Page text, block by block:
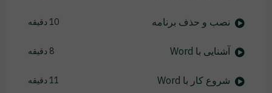
نصب و حذف برنامه 10 دقیقه
آشنایی با Word 8 دقیقه
شروع کار با Word 11 دقیقه